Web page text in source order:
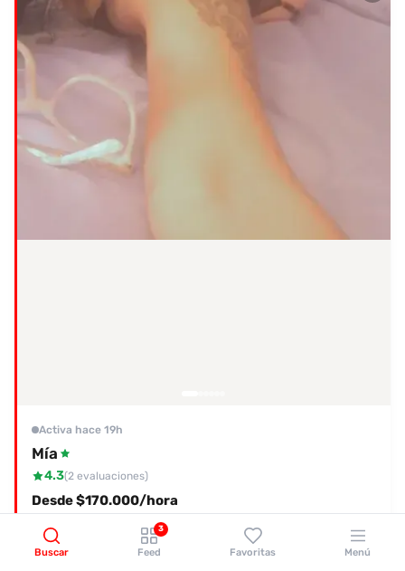
Activa hace 19h
Mía
4.3(2 evaluaciones)
Desde $170.000/hora
Buscar
3
Feed Favoritas Menú